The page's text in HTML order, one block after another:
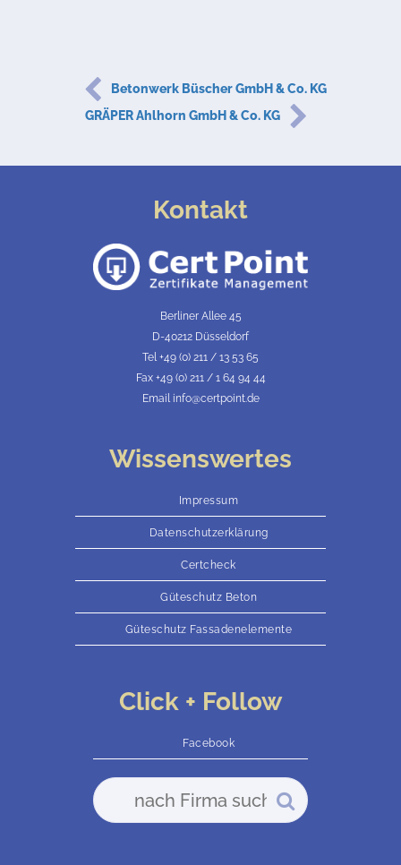
Betonwerk Büscher GmbH & Co. KG
GRÄPER Ahlhorn GmbH & Co. KG
Kontakt
Berliner Allee 45
D-40212 Düsseldorf
Tel +49 (0) 211 / 13 53 65
Fax +49 (0) 211 / 1 64 94 44
Email info@certpoint.de
Wissenswertes
Impressum
Datenschutzerklärung
Certcheck
Güteschutz Beton
Güteschutz Fassadenelemente
Click + Follow
Facebook